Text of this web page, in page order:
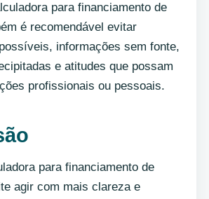
para financiamento de
é recomendável evitar
informações sem fonte,
e atitudes que possam
profissionais ou pessoais.
para financiamento de
agir com mais clareza e